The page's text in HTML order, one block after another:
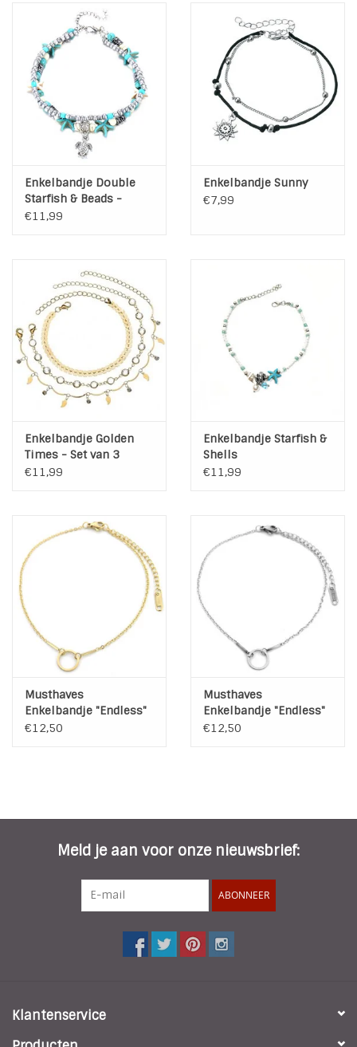
Enkelbandje Double
Starfish & Beads -
Turtle Charm
€11,99
Enkelbandje Sunny
€7,99
Enkelbandje Golden
Times - Set van 3
€11,99
Enkelbandje Starfish &
Shells
€11,99
Musthaves
Enkelbandje "Endless"
Stainless Steel Gold
€12,50
Musthaves
Enkelbandje "Endless"
Stainless Steel Silver
€12,50
Meld je aan voor onze nieuwsbrief:
ABONNEER
Klantenservice